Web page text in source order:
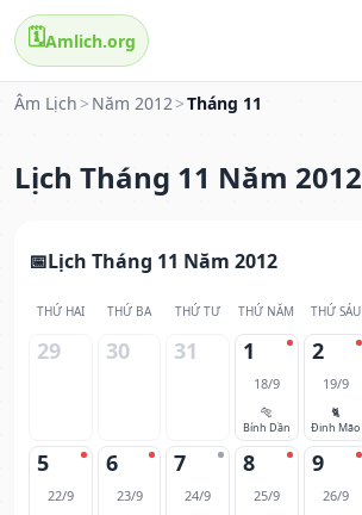
🗓️Amlich.org
Âm Lịch > Năm 2012>Tháng 11
Lịch Tháng 11 Năm 2012
Lịch Tháng 11 Năm 2012
THỨ HAI THỨ BA THỨ TƯ THỨ NĂM THỨ SÁU
29 30 31 1
18/9
🐅
Bính Dần
2
19/9
🐈
Đinh Mão
5
22/9
6
23/9
7
24/9
8
25/9
9
26/9